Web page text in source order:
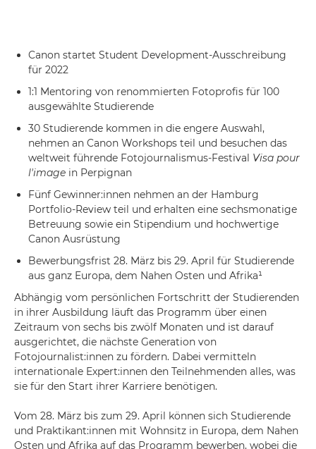
Canon startet Student Development-Ausschreibung
für 2022
1:1 Mentoring von renommierten Fotoprofis für 100
ausgewählte Studierende
30 Studierende kommen in die engere Auswahl,
nehmen an Canon Workshops teil und besuchen das
weltweit führende Fotojournalismus-Festival Visa pour
l'image in Perpignan
Fünf Gewinner:innen nehmen an der Hamburg
Portfolio-Review teil und erhalten eine sechsmonatige
Betreuung sowie ein Stipendium und hochwertige
Canon Ausrüstung
Bewerbungsfrist 28. März bis 29. April für Studierende
aus ganz Europa, dem Nahen Osten und Afrika¹
Abhängig vom persönlichen Fortschritt der Studierenden
in ihrer Ausbildung läuft das Programm über einen
Zeitraum von sechs bis zwölf Monaten und ist darauf
ausgerichtet, die nächste Generation von
Fotojournalist:innen zu fördern. Dabei vermitteln
internationale Expert:innen den Teilnehmenden alles, was
sie für den Start ihrer Karriere benötigen.
Vom 28. März bis zum 29. April können sich Studierende
und Praktikant:innen mit Wohnsitz in Europa, dem Nahen
Osten und Afrika auf das Programm bewerben, wobei die